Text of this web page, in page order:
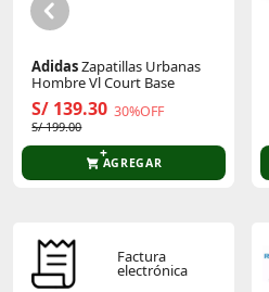
AdidasZapatillas Urbanas
Hombre Vl Court Base
S/ 139.30 30%OFF
S/ 199.00
AGREGAR
Factura
electrónica